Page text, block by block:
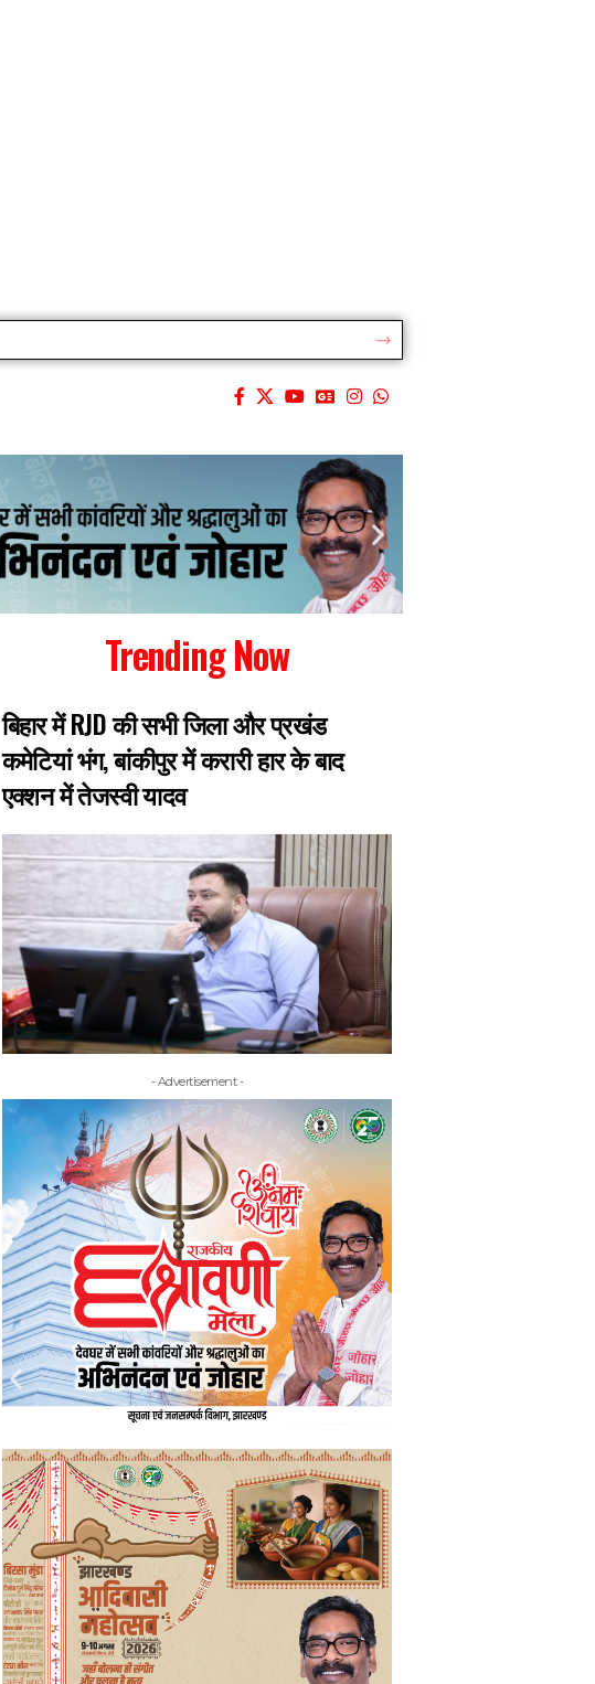
Trending Now
बिहार में RJD की सभी जिला और प्रखंड
कमेटियां भंग, बांकीपुर में करारी हार के बाद
एक्शन में तेजस्वी यादव
- Advertisement -